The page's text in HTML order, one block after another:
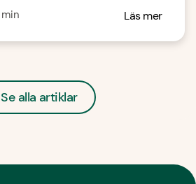
min Läs mer
Se alla artiklar